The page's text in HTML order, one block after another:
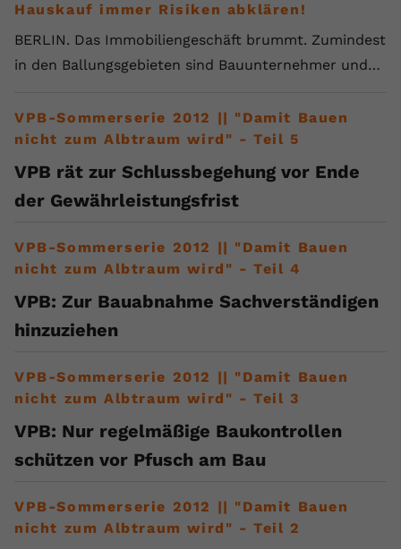
Hauskauf immer Risiken abklären!
BERLIN. Das Immobiliengeschäft brummt. Zumindest
in den Ballungsgebieten sind Bauunternehmer und…
VPB-Sommerserie 2012 || "Damit Bauen
nicht zum Albtraum wird" - Teil 5
VPB rät zur Schlussbegehung vor Ende
der Gewährleistungsfrist
VPB-Sommerserie 2012 || "Damit Bauen
nicht zum Albtraum wird" - Teil 4
VPB: Zur Bauabnahme Sachverständigen
hinzuziehen
VPB-Sommerserie 2012 || "Damit Bauen
nicht zum Albtraum wird" - Teil 3
VPB: Nur regelmäßige Baukontrollen
schützen vor Pfusch am Bau
VPB-Sommerserie 2012 || "Damit Bauen
nicht zum Albtraum wird" - Teil 2